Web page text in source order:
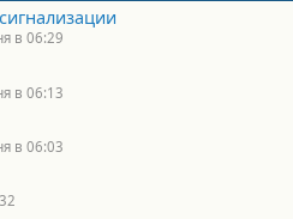
в 06:29
в 06:13
в 06:03